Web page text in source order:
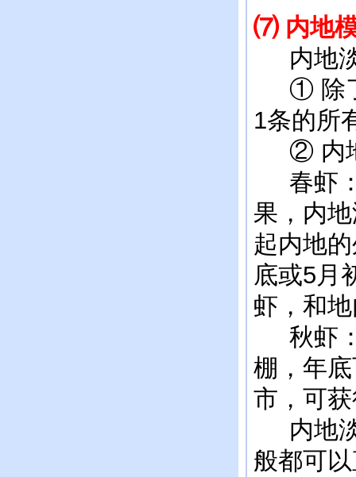
⑺ 内地
内地淡
① 除了
1条的所
② 内地
春虾：
果，内
起内地
底或5月
虾，和
秋虾：
棚，年
市，可
内地淡
般都可